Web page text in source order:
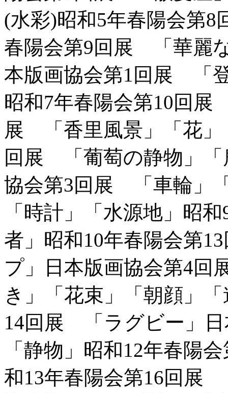
(水彩)昭和5年春陽会第
春陽会第9回展 「華麗
本版画協会第1回展 「
昭和7年春陽会第10回
展 「香里風景」「花」
回展 「葡萄の静物」「
協会第3回展 「車輪」
「時計」「水源地」昭
者」昭和10年春陽会第
プ」日本版画協会第4
き」「花束」「朝顔」
14回展 「ラグビー」
「静物」昭和12年春陽
和13年春陽会第16回展